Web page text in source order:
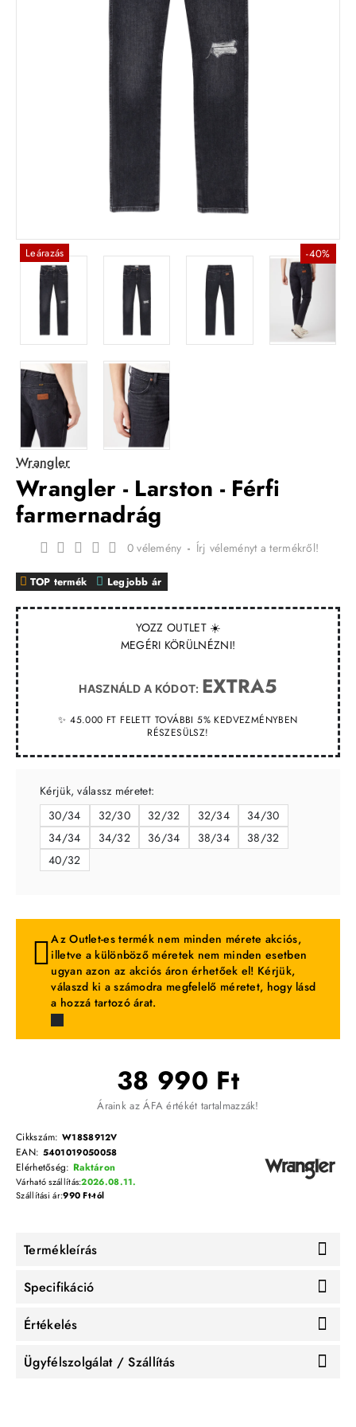
Leárazás -40%
Wrangler
Wrangler - Larston - Férfi
farmernadrág
YOZZ OUTLET ☀️
MEGÉRI KÖRÜLNÉZNI!
HASZNÁLD A KÓDOT: EXTRA5
✨ 45.000 FT FELETT TOVÁBBI 5% KEDVEZMÉNYBEN
RÉSZESÜLSZ!
TOP termék Legjobb ár
0 vélemény - Írj véleményt a termékről!
38 990 Ft
Áraink az ÁFA értékét tartalmazzák!
Cikkszám: W18S8912V
EAN: 5401019050058
Elérhetőség: Raktáron
Várható szállítás:2026.08.11.
Szállítási ár:990 Ft-tól
Kérjük, válassz méretet:
30/34
32/30 32/32 32/34
34/30
34/34
34/32 36/34 38/34
38/32
40/32
Az Outlet-es termék nem minden mérete akciós,
illetve a különböző méretek nem minden esetben
ugyan azon az akciós áron érhetőek el! Kérjük,
válaszd ki a számodra megfelelő méretet, hogy lásd
a hozzá tartozó árat.
Termékleírás
Specifikáció
Értékelés
Ügyfélszolgálat / Szállítás